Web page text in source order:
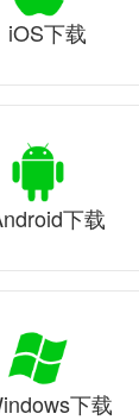
iOS下载
下载
下载